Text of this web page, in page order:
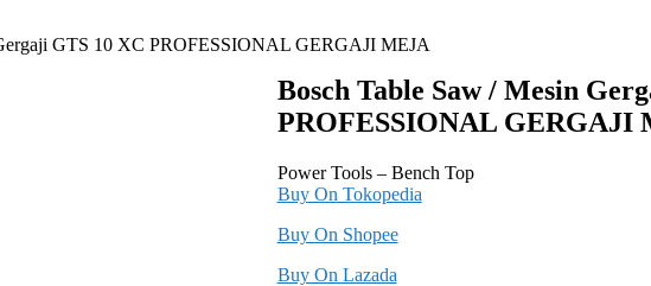
GTS 10 XC PROFESSIONAL GERGAJI MEJA
Bosch Table Saw / Mesin
PROFESSIONAL GERGAJI
Power Tools – Bench Top
Buy On Tokopedia
Buy On Shopee
Buy On Lazada